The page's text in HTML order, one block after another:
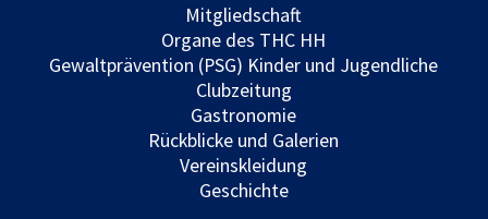
Mitgliedschaft
Organe des THC HH
Gewaltprävention (PSG) Kinder und Jugendliche
Clubzeitung
Gastronomie
Rückblicke und Galerien
Vereinskleidung
Geschichte